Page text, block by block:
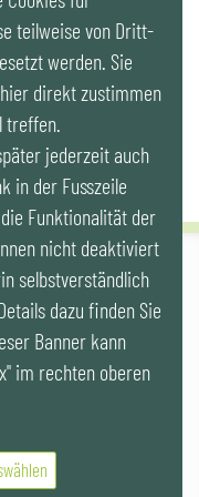
Wien
teilweise von Dritt-
werden. Sie
direkt zustimmen
treffen.
jederzeit auch
in der Fusszeile
Funktionalität der
nicht deaktiviert
selbstverständlich
dazu finden Sie
Banner kann
im rechten oberen